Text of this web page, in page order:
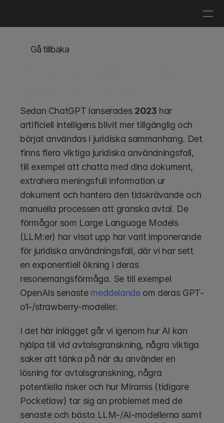
Gå tillbaka
Sedan ChatGPT lanserades 2023 har
artificiell intelligens blivit mer tillgänglig och
börjat användas i juridiska sammanhang. Det
finns flera viktiga juridiska användningsfall,
till exempel att chatta med dina dokument,
extrahera meningsfull information ur
dokument och hantera den tidskrävande och
manuella processen att granska avtal. De
förmågor som Large Language Models
(LLM:er) har visat upp har varit imponerande
för juridiska användningsfall, där vi har sett
en exponentiell ökning i deras
resonemangsförmåga. Se till exempel
OpenAIs senaste meddelande om deras GPT-
o1-/strawberry-modeller.
I det här inlägget går vi igenom hur AI kan
hjälpa till vid avtalsgranskning, några viktiga
saker att tänka på när du använder en
lösning för avtalsgranskning, några
potentiella risker och hur Miramis (tidigare
Pocketlaw) tar sig an problemet med de
senaste och bästa LLM-/AI-modellerna samt